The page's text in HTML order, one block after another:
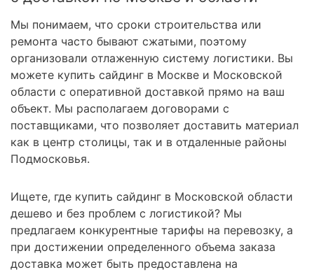
Мы понимаем, что сроки строительства или
ремонта часто бывают сжатыми, поэтому
организовали отлаженную систему логистики. Вы
можете купить сайдинг в Москве и Московской
области с оперативной доставкой прямо на ваш
объект. Мы располагаем договорами с
поставщиками, что позволяет доставить материал
как в центр столицы, так и в отдаленные районы
Подмосковья.
Ищете, где купить сайдинг в Московской области
дешево и без проблем с логистикой? Мы
предлагаем конкурентные тарифы на перевозку, а
при достижении определенного объема заказа
доставка может быть предоставлена на